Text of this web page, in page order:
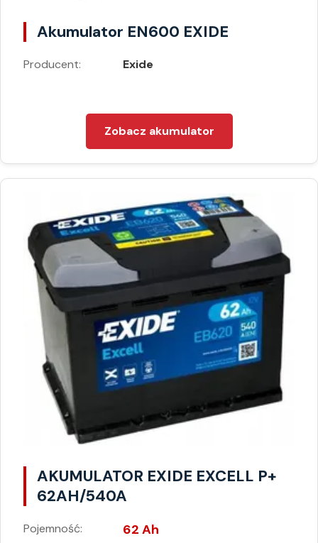
Akumulator EN600 EXIDE
Producent: Exide
Zobacz akumulator
AKUMULATOR EXIDE EXCELL P+
62AH/540A
Pojemność: 62 Ah